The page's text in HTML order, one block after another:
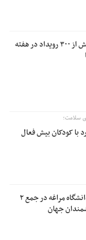
برگزاری بیش از ۳۰۰ رویداد در هفته
سلامت؛
با کودکان بیش فعال
۱۰ محقق دانشگاه مراغه در جمع ۲
جهان